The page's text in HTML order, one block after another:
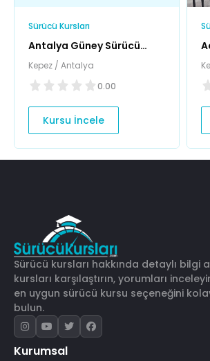
Sürücü Kursları
Antalya Güney Sürücü
Kepez / Antalya
0.00
Kursu İncele
Sürücü kursları hakkında detaylı bilgi
kursları karşılaştırın, yorumları
en uygun sürücü kursu seçeneğini
bulun.
Kurumsal